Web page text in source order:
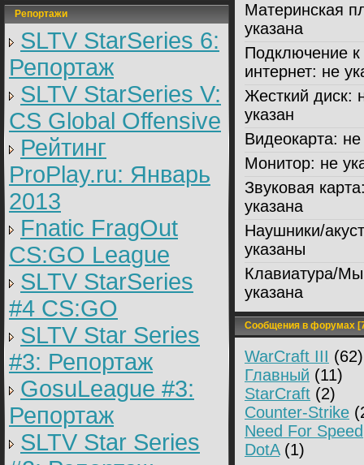
Репортажи
SLTV StarSeries 6:
Репортаж
SLTV StarSeries V:
CS Global Offensive
Рейтинг
ProPlay.ru: Январь
2013
Fnatic FragOut
CS:GO League
SLTV StarSeries
#4 CS:GO
SLTV Star Series
#3: Репортаж
GosuLeague #3:
Репортаж
SLTV Star Series
Материнская
указана
Подключение к
интернет: не
Жесткий диск:
указан
Видеокарта: не
Монитор: не
Звуковая
указана
Наушники/
указаны
Клавиатура/
указана
Сообщения в форумах
WarCraft III (62)
Главный (11)
StarCraft (2)
Counter-Strike
Need For Speed
DotA(1)